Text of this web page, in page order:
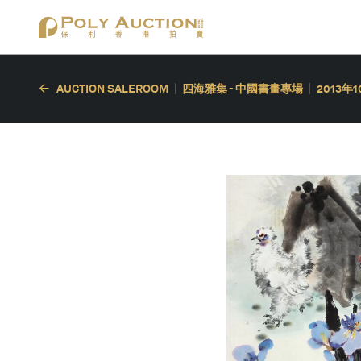
AUCTION SALEROOM 四海雅集 - 中國書畫專場 2013年